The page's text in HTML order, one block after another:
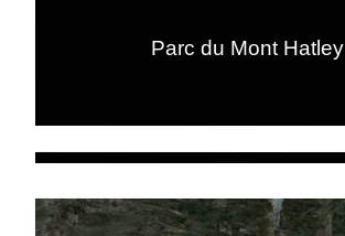
Parc du Mont Hatley